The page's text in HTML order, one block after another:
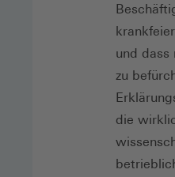
und dass
zu
die